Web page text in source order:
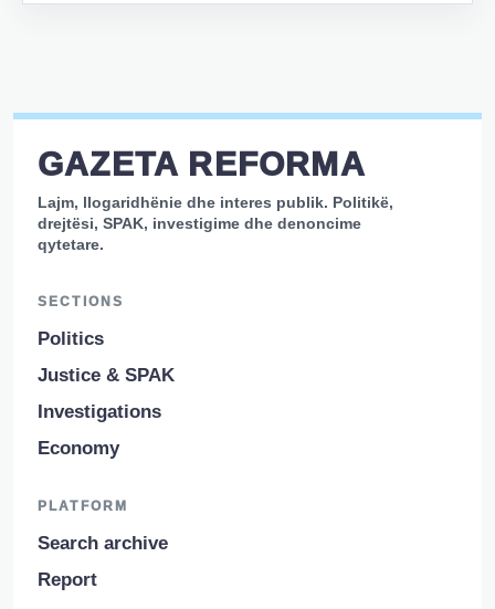
GAZETA REFORMA
Lajm, llogaridhënie dhe interes publik. Politikë,
drejtësi, SPAK, investigime dhe denoncime
qytetare.
SECTIONS
Politics
Justice & SPAK
Investigations
Economy
PLATFORM
Search archive
Report